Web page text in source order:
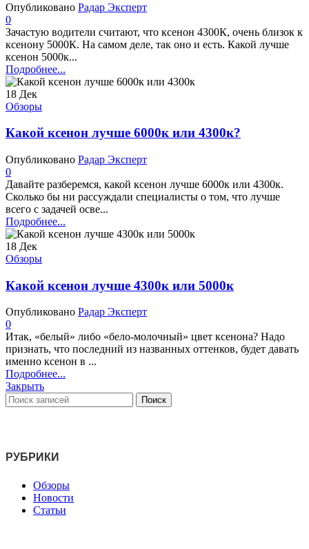
Опубликовано Радар Эксперт
0
Зачастую водители считают, что ксенон 4300К, очень близок к
ксенону 5000К. На самом деле, так оно и есть. Какой лучше
ксенон 5000к...
Подробнее...
18 Дек
Обзоры
Какой ксенон лучше 6000к или 4300к?
Опубликовано Радар Эксперт
0
Давайте разберемся, какой ксенон лучше 6000к или 4300к.
Сколько бы ни рассуждали специалисты о том, что лучше
всего с задачей осве...
Подробнее...
18 Дек
Обзоры
Какой ксенон лучше 4300к или 5000к
Опубликовано Радар Эксперт
0
Итак, «белый» либо «бело-молочный» цвет ксенона? Надо
признать, что последний из названных оттенков, будет давать
именно ксенон в ...
Подробнее...
Закрыть
Поиск
РУБРИКИ
Обзоры
Новости
Статьи